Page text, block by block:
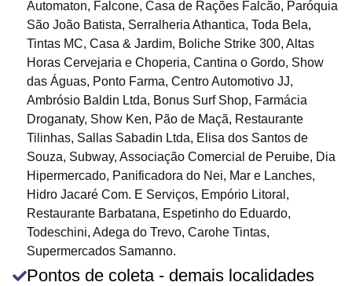
Automaton, Falcone, Casa de Rações Falcão, Paróquia
São João Batista, Serralheria Athantica, Toda Bela,
Tintas MC, Casa & Jardim, Boliche Strike 300, Altas
Horas Cervejaria e Choperia, Cantina o Gordo, Show
das Águas, Ponto Farma, Centro Automotivo JJ,
Ambrósio Baldin Ltda, Bonus Surf Shop, Farmácia
Droganaty, Show Ken, Pão de Maçã, Restaurante
Tilinhas, Sallas Sabadin Ltda, Elisa dos Santos de
Souza, Subway, Associação Comercial de Peruibe, Dia
Hipermercado, Panificadora do Nei, Mar e Lanches,
Hidro Jacaré Com. E Serviços, Empório Litoral,
Restaurante Barbatana, Espetinho do Eduardo,
Todeschini, Adega do Trevo, Carohe Tintas,
Supermercados Samanno.
Pontos de coleta - demais localidades